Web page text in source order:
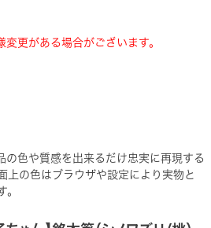
更がある場合がございます。
色や質感を出来るだけ忠実に再現する
上の色はブラウザや設定により実物と
。